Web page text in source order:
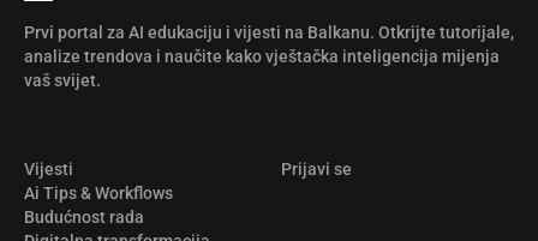
Prvi portal za AI edukaciju i vijesti na Balkanu. Otkrijte tutorijale,
analize trendova i naučite kako vještačka inteligencija mijenja
vaš svijet.
Vijesti
Ai Tips & Workflows
Budućnost rada
Prijavi se